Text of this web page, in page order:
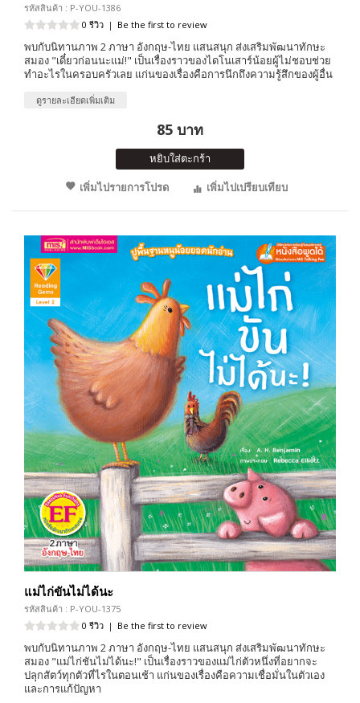
รหัสสินค้า : P-YOU-1386
0 รีวิว | Be the first to review
พบกับนิทานภาพ 2 ภาษา อังกฤษ-ไทย แสนสนุก ส่งเสริมพัฒนาทักษะ
สมอง "เดี๋ยวก่อนนะแม่!" เป็นเรื่องราวของไดโนเสาร์น้อยผู้ไม่ชอบช่วย
ทำอะไรในครอบครัวเลย แก่นของเรื่องคือการนึกถึงความรู้สึกของผู้อื่น
ดูรายละเอียดเพิ่มเติม
85 บาท
หยิบใส่ตะกร้า
เพิ่มไปรายการโปรด
เพิ่มไปเปรียบเทียบ
แม่ไก่ขันไม่ได้นะ
รหัสสินค้า : P-YOU-1375
0 รีวิว | Be the first to review
พบกับนิทานภาพ 2 ภาษา อังกฤษ-ไทย แสนสนุก ส่งเสริมพัฒนาทักษะ
สมอง "แม่ไก่ชันไม่ได้นะ!" เป็นเรื่องราวของแม่ไก่ตัวหนึ่งที่อยากจะ
ปลุกสัตว์ทุกตัวที่ไรในตอนเช้า แก่นของเรื่องคือความเชื่อมั่นในตัวเอง
และการแก้ปัญหา